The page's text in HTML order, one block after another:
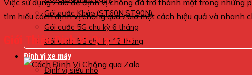
Gói cước Khác (ST60N,ST90N)
Gói cước 5G chu kỳ 6 tháng
Gói cước 5G chu kỳ 12 tháng
Định vị xe máy
Định vị siêu nhỏ
Việc sử dụng Zalo để định vị chồng đã trở thành một trong những
tìm hiểu cách định vị chồng qua Zalo một cách hiệu quả và nhanh
Giới Thiệu Định Vị Qua Zalo